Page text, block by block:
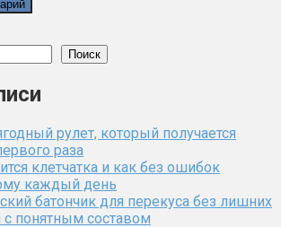
Поиск
рулет, который получается
раза
клетчатка и как без ошибок
каждый день
батончик для перекуса без лишних
понятным составом